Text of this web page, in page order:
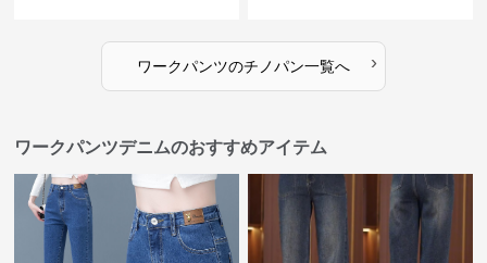
ワークパンツのチノパン一覧へ ›
ワークパンツデニムのおすすめアイテム